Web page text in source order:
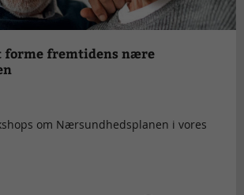
fremtidens nære
om Nærsundhedsplanen i vores